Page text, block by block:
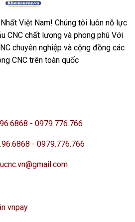
Việt Nam! Chúng tôi luôn nỗ lực
CNC chất lượng và phong phú Với
chuyên nghiệp và cộng đồng các
CNC trên toàn quốc
- 0979.776.766
- 0979.776.766
vnpay